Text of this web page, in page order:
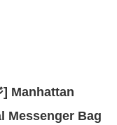
] Manhattan
Messenger Bag